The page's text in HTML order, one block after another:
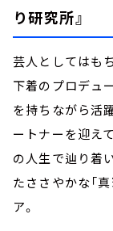
り研究所』
芸人としてはも
下着のプロデュ
を持ちながら活
ートナーを迎え
の人生で辿り着
たささやかな「
ア。